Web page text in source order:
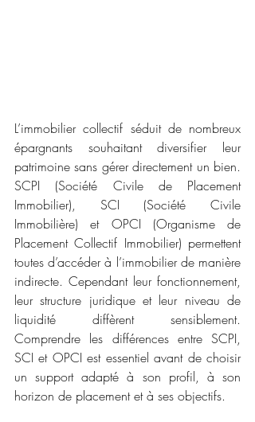
L’immobilier collectif séduit de nombreux
épargnants souhaitant diversifier leur
patrimoine sans gérer directement un bien.
SCPI (Société Civile de Placement
Immobilier), SCI (Société Civile
Immobilière) et OPCI (Organisme de
Placement Collectif Immobilier) permettent
toutes d’accéder à l’immobilier de manière
indirecte. Cependant leur fonctionnement,
leur structure juridique et leur niveau de
liquidité diffèrent sensiblement.
Comprendre les différences entre SCPI,
SCI et OPCI est essentiel avant de choisir
un support adapté à son profil, à son
horizon de placement et à ses objectifs.